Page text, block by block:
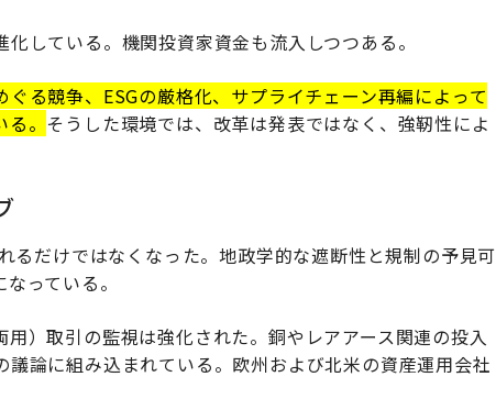
している。機関投資家資金も流入しつつある。
る競争、ESGの厳格化、サプライチェーン再編によって
。 そうした環境では、改革は発表ではなく、強靭性によ
るだけではなくなった。地政学的な遮断性と規制の予見可
っている。
）取引の監視は強化された。銅やレアアース関連の投入
論に組み込まれている。欧州および北米の資産運用会社